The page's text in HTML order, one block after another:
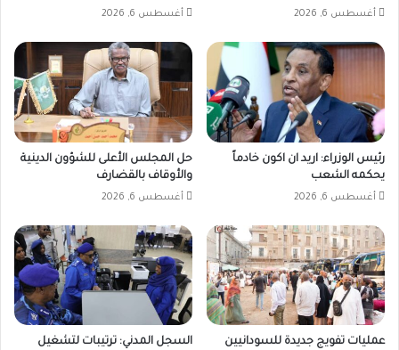
أغسطس 6, 2026 أغسطس 6, 2026
رئيس الوزراء: اريد ان اكون خادماً
يحكمه الشعب
أغسطس 6, 2026
حل المجلس الأعلى للشؤون الدينية
والأوقاف بالقضارف
أغسطس 6, 2026
عمليات تفويج جديدة للسودانيين
السجل المدني: ترتيبات لتشغيل